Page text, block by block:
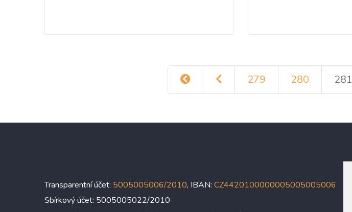
279 280 281
Transparentní účet: 5005005006/2010, IBAN: CZ4420100000005005005006
Sbírkový účet: 5005005022/2010